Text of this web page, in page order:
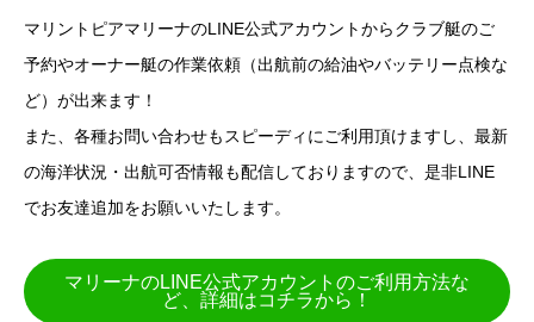
マリントピアマリーナのLINE公式アカウントからクラブ艇のご
予約やオーナー艇の作業依頼（出航前の給油やバッテリー点検な
ど）が出来ます！
また、各種お問い合わせもスピーディにご利用頂けますし、最新
の海洋状況・出航可否情報も配信しておりますので、是非LINE
でお友達追加をお願いいたします。
マリーナのLINE公式アカウントのご利用方法な
ど、詳細はコチラから！